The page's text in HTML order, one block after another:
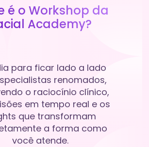
é o Workshop da
Academy?
para ficar lado a lado
renomados,
o raciocínio clínico,
em tempo real e os
que transformam
a forma como
você atende.